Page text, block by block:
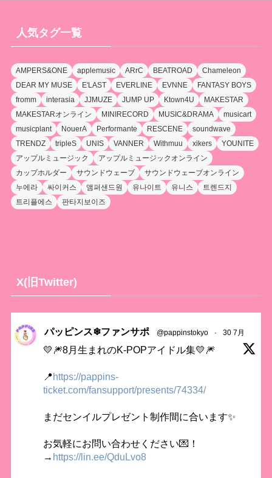
人気タグ一覧
AMPERS&ONE applemusic ARrC BEATROAD
Chameleon
DEAR MY MUSE
E'LAST EVERLINE EVNNE
FANTASY BOYS
fromm
interasia JJMUZE JUMP UP Ktown4U
MAKESTAR
MAKESTARオンライン
MINIRECORD MUSIC&DRAMA
musicart
musicplant
NouerA Performante RESCENE
soundwave
TRENDZ
tripleS UNIS VANNER Withmuu xikers
YOUNITE
アップルミュージック
アップルミュージックオンライン
カップホルダー
サウンドウェーブ
サウンドウェーブオンライン
누에라
싸이커스 앰퍼샌드원 유나이트 유니스
트렌드지
트리플에스
판타지보이즈
X(旧Twitter)
パッピンス❄ファンサポ @pappinstokyo · 30 7月
💛🎆8月生まれのK-POPアイドル集💛🎆
📍https://pappins-
ticket.com/fansupport/presents/74334/
まだセンイルプレゼント制作間に合います✨
お気軽にお問い合わせください💌！
→ https://lin.ee/QduLvo8